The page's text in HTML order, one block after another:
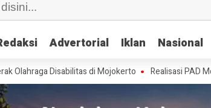
Advertorial Iklan Nasional
Advertorial Iklan Nasional
di Mojokerto Realisasi PAD Mojokerto